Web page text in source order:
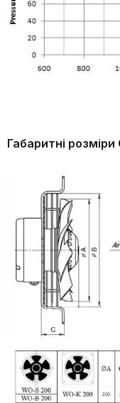
Габаритні